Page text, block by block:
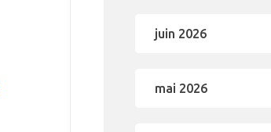
juin 2026
mai 2026